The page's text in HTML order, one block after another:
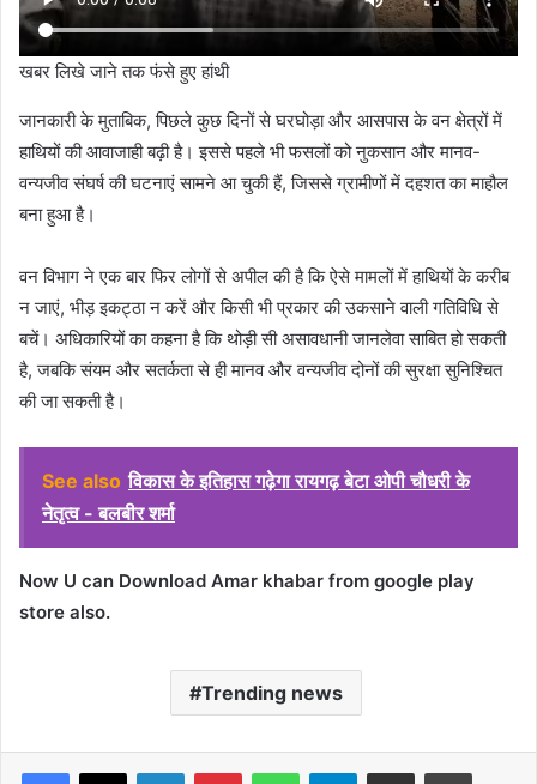
खबर लिखे जाने तक फंसे हुए हांथी
जानकारी के मुताबिक, पिछले कुछ दिनों से घरघोड़ा और आसपास के वन क्षेत्रों में
हाथियों की आवाजाही बढ़ी है। इससे पहले भी फसलों को नुकसान और मानव-
वन्यजीव संघर्ष की घटनाएं सामने आ चुकी हैं, जिससे ग्रामीणों में दहशत का माहौल
बना हुआ है।
वन विभाग ने एक बार फिर लोगों से अपील की है कि ऐसे मामलों में हाथियों के करीब
न जाएं, भीड़ इकट्ठा न करें और किसी भी प्रकार की उकसाने वाली गतिविधि से
बचें। अधिकारियों का कहना है कि थोड़ी सी असावधानी जानलेवा साबित हो सकती
है, जबकि संयम और सतर्कता से ही मानव और वन्यजीव दोनों की सुरक्षा सुनिश्चित
की जा सकती है।
See also विकास के इतिहास गढ़ेगा रायगढ़ बेटा ओपी चौधरी के
नेतृत्व - बलबीर शर्मा
Now U can Download Amar khabar from google play
store also.
Trending news
Facebook
X LinkedInPinterestWhatsAppTelegramShare via Email Print